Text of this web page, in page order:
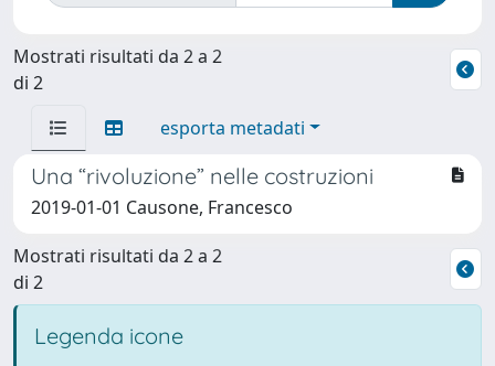
Mostrati risultati da 2 a 2
di 2
esporta metadati
Una “rivoluzione” nelle costruzioni
2019-01-01 Causone, Francesco
Mostrati risultati da 2 a 2
di 2
Legenda icone